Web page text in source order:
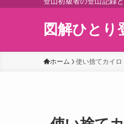
図解ひとり
ホーム 使い捨てカイロ